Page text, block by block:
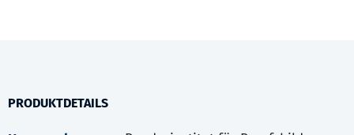
PRODUKTDETAILS